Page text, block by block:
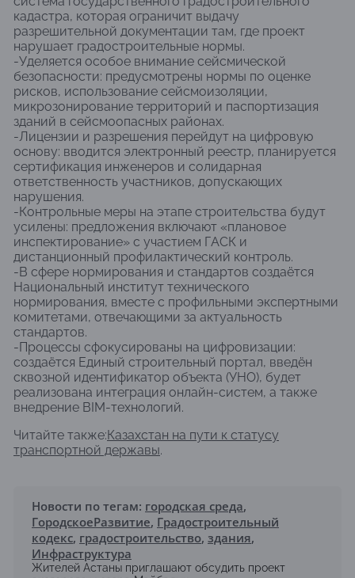
кадастра, которая ограничит выдачу
разрешительной документации там, где проект
нарушает градостроительные нормы.
-Уделяется особое внимание сейсмической
безопасности: предусмотрены нормы по оценке
рисков, использование сейсмоизоляции,
микрозонирование территорий и паспортизация
зданий в сейсмоопасных районах.
-Лицензии и разрешения перейдут на цифровую
основу: вводится электронный реестр, планируется
сертификация инженеров и солидарная
ответственность участников, допускающих
нарушения.
-Контрольные меры на этапе строительства будут
усилены: предложения включают «плановое
инспектирование» с участием ГАСК и
дистанционный профилактический контроль.
-В сфере нормирования и стандартов создаётся
Национальный институт технического
нормирования, вместе с профильными экспертными
комитетами, отвечающими за актуальность
стандартов.
-Процессы сфокусированы на цифровизации:
создаётся Единый строительный портал, введён
сквозной идентификатор объекта (УНО), будет
реализована интеграция онлайн-систем, а также
внедрение BIM-технологий.
Читайте также:Казахстан на пути к статусу
транспортной державы.
Новости по тегам: городская среда,
ГородскоеРазвитие, Градостроительный
кодекс, градостроительство, здания,
Инфраструктура
Жителей Астаны приглашают обсудить проект